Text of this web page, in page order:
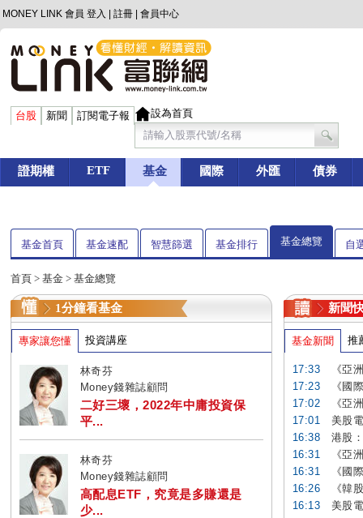
MONEY LINK 會員 登入 註冊 會員中心
台股 新聞 訂閱電子報 設為首頁
證期權 ETF 基金 國際 外匯 債券
基金首頁 基金速配 智慧篩選 基金排行 基金總覽 自
首頁 > 基金 > 基金總覽
1分鐘看基金
專家讓您懂 投資講座
林奇芬
Money錢雜誌顧問
二好三壞，2022年中庸投資保
平...
林奇芬
Money錢雜誌顧問
高配息ETF，究竟是多賺還是
少...
新聞
基金新聞 推
17:33
《亞
17:23
《國
17:02
《亞
17:01
美股
16:38
港股
16:31
《亞
16:31
《國
16:26
《韓
16:13
美股